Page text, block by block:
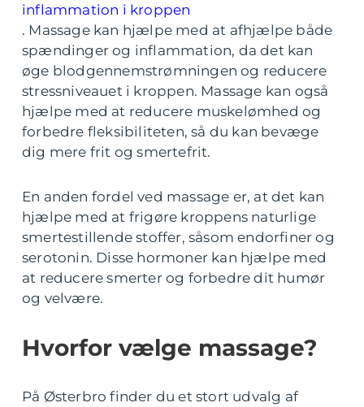
inflammation i kroppen
. Massage kan hjælpe med at afhjælpe både
spændinger og inflammation, da det kan
øge blodgennemstrømningen og reducere
stressniveauet i kroppen. Massage kan også
hjælpe med at reducere muskelømhed og
forbedre fleksibiliteten, så du kan bevæge
dig mere frit og smertefrit.
En anden fordel ved massage er, at det kan
hjælpe med at frigøre kroppens naturlige
smertestillende stoffer, såsom endorfiner og
serotonin. Disse hormoner kan hjælpe med
at reducere smerter og forbedre dit humør
og velvære.
Hvorfor vælge massage?
På Østerbro finder du et stort udvalg af